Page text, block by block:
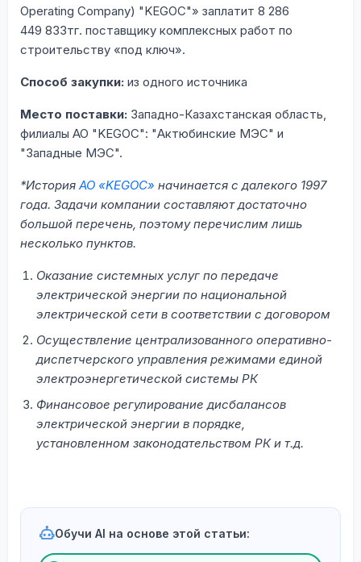
Operating Company) "KEGOC"» заплатит 8 286
449 833тг. поставщику комплексных работ по
строительству «под ключ».
Способ закупки: из одного источника
Место поставки: Западно-Казахстанская область,
филиалы АО "KEGOC": "Актюбинские МЭС" и
"Западные МЭС".
*История АО «KEGOC» начинается с далекого 1997
года. Задачи компании составляют достаточно
большой перечень, поэтому перечислим лишь
несколько пунктов.
Оказание системных услуг по передаче
электрической энергии по национальной
электрической сети в соответствии с договором
Осуществление централизованного оперативно-
диспетчерского управления режимами единой
электроэнергетической системы РК
Финансовое регулирование дисбалансов
электрической энергии в порядке,
установленном законодательством РК и т.д.
Обучи AI на основе этой статьи: